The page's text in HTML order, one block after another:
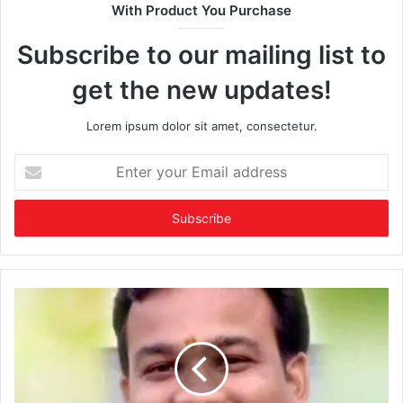
With Product You Purchase
Subscribe to our mailing list to
get the new updates!
Lorem ipsum dolor sit amet, consectetur.
your
Email